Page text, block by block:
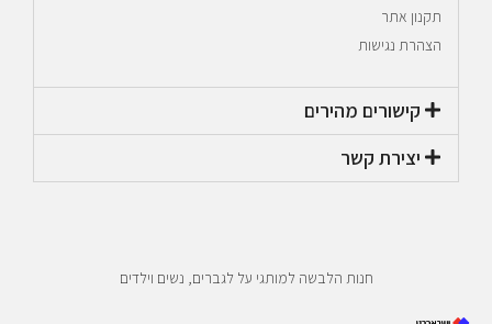
תקנון אתר
הצהרת נגישות
קישורים מהירים​
יצירת קשר​
חנות הלבשה למותגי על לגברים, נשים וילדים